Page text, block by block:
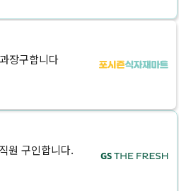
장구합니다
원 구인합니다.